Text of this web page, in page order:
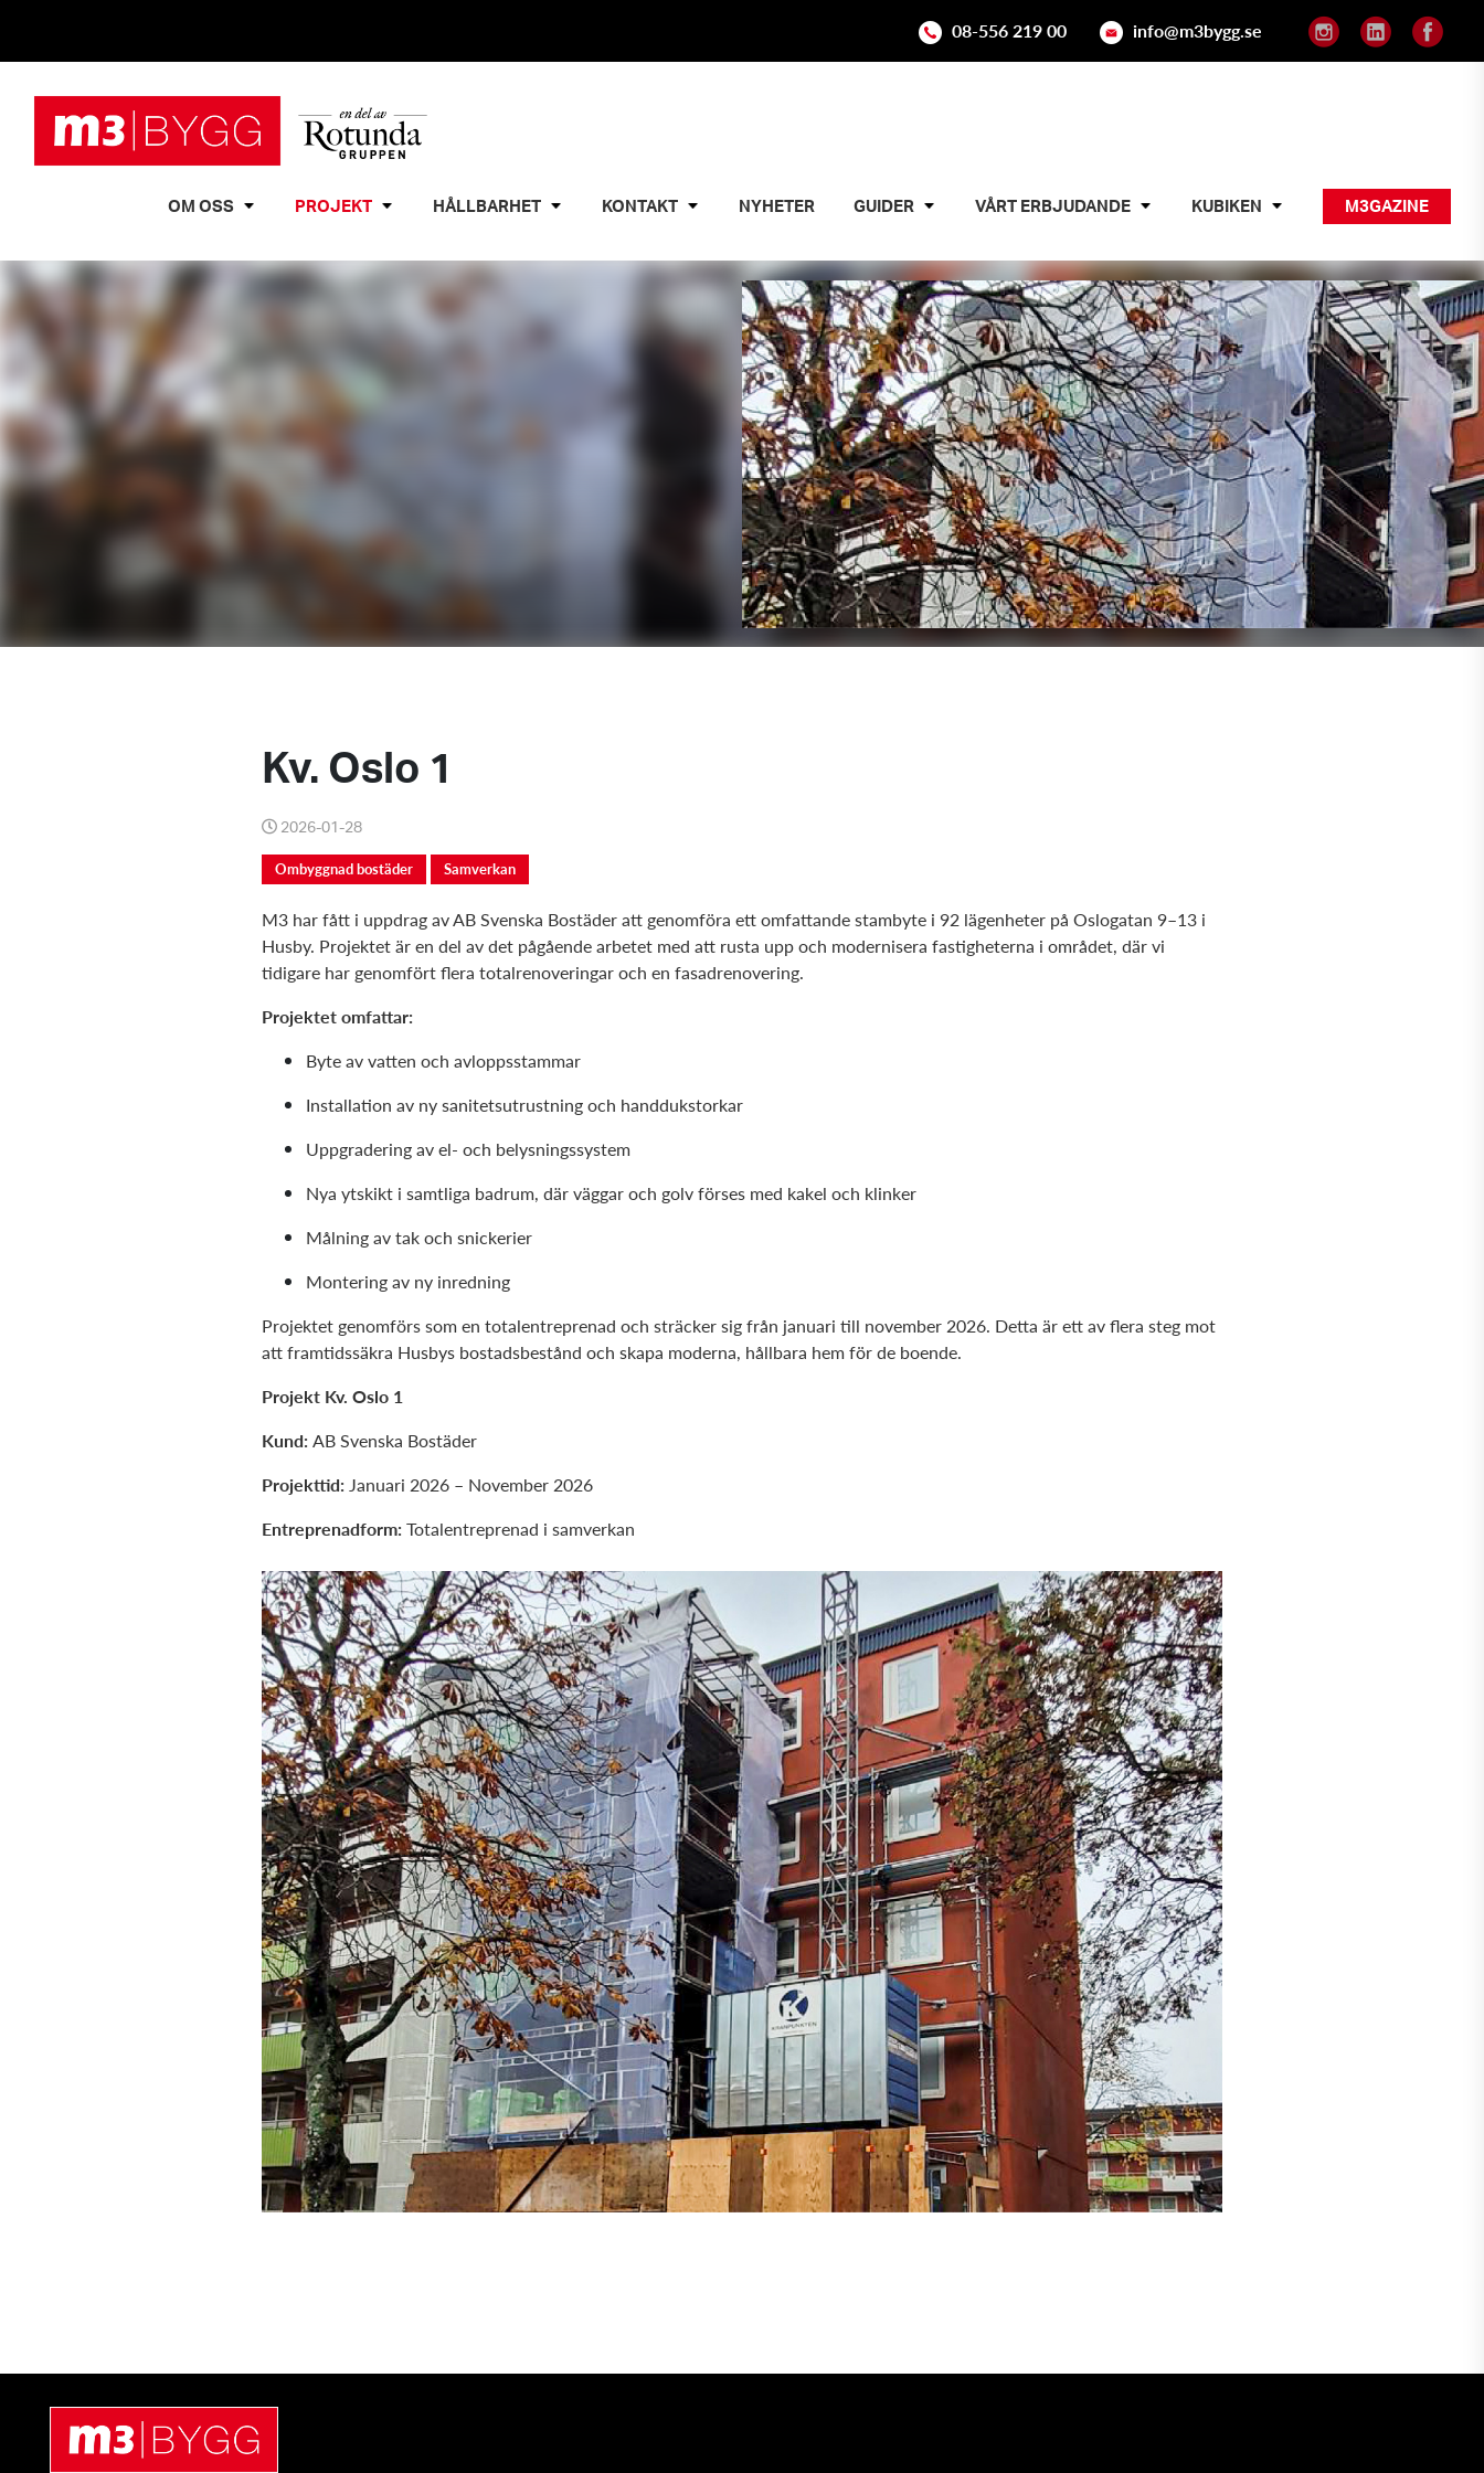
08-556 219 00 info@m3bygg.se
OM OSS PROJEKT HÅLLBARHET KONTAKT NYHETER GUIDER VÅRT ERBJUDANDE KUBIKEN M3GAZINE
Kv. Oslo 1
2026-01-28
Ombyggnad bostäder Samverkan
M3 har fått i uppdrag av AB Svenska Bostäder att genomföra ett omfattande stambyte i 92 lägenheter på Oslogatan 9–13 i
Husby. Projektet är en del av det pågående arbetet med att rusta upp och modernisera fastigheterna i området, där vi
tidigare har genomfört flera totalrenoveringar och en fasadrenovering.
Projektet omfattar:
Byte av vatten och avloppsstammar
Installation av ny sanitetsutrustning och handdukstorkar
Uppgradering av el- och belysningssystem
Nya ytskikt i samtliga badrum, där väggar och golv förses med kakel och klinker
Målning av tak och snickerier
Montering av ny inredning
Projektet genomförs som en totalentreprenad och sträcker sig från januari till november 2026. Detta är ett av flera steg mot
att framtidssäkra Husbys bostadsbestånd och skapa moderna, hållbara hem för de boende.
Projekt Kv. Oslo 1
Kund: AB Svenska Bostäder
Projekttid: Januari 2026 – November 2026
Entreprenadform: Totalentreprenad i samverkan